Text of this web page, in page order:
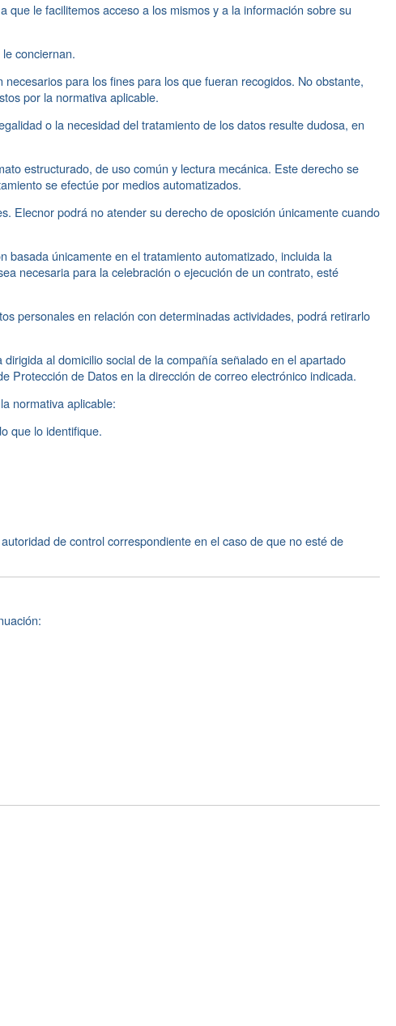
le facilitemos acceso a los mismos y a la información sobre su
conciernan.
para los fines para los que fueran recogidos. No obstante,
por la normativa aplicable.
o la necesidad del tratamiento de los datos resulte dudosa, en
estructurado, de uso común y lectura mecánica. Este derecho se
se efectúe por medios automatizados.
Elecnor podrá no atender su derecho de oposición únicamente cuando
basada únicamente en el tratamiento automatizado, incluida la
necesaria para la celebración o ejecución de un contrato, esté
personales en relación con determinadas actividades, podrá retirarlo
al domicilio social de la compañía señalado en el apartado
Protección de Datos en la dirección de correo electrónico indicada.
normativa aplicable:
que lo identifique.
de control correspondiente en el caso de que no esté de